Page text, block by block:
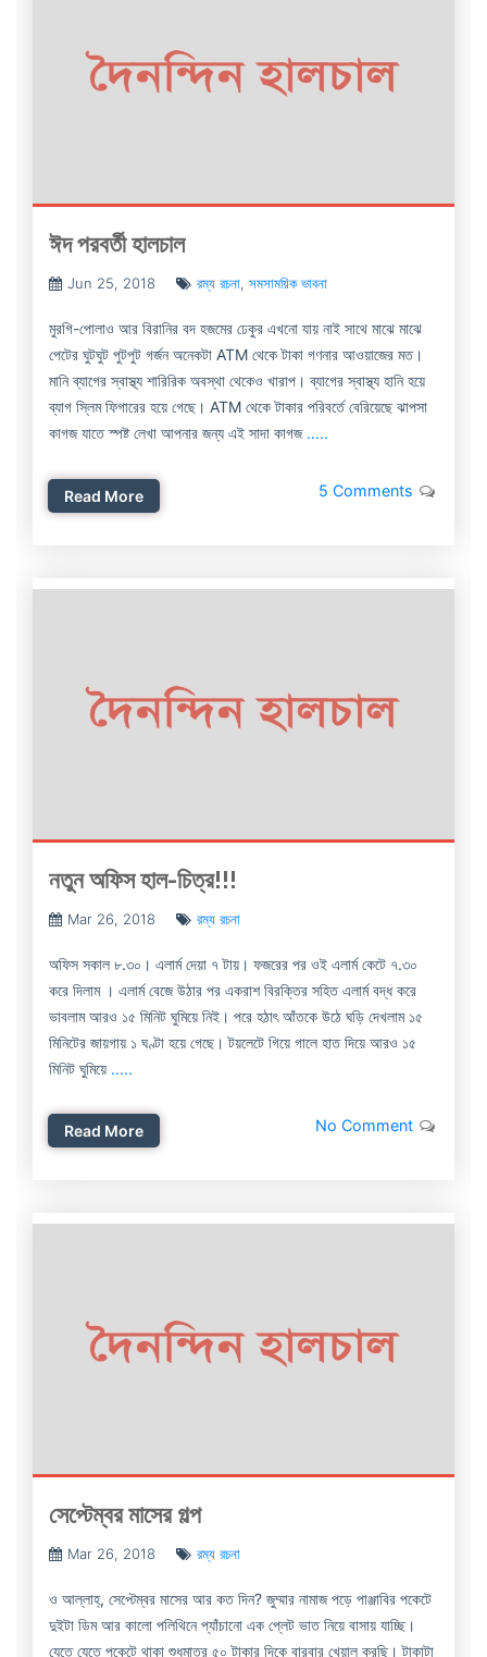
ঈদ পরবর্তী হালচাল
Jun 25, 2018 রম্য রচনা, সমসাময়িক ভাবনা
মুরগি-পোলাও আর বিরানির বদ হজমের ঢেকুর এখনো যায় নাই সাথে মাঝে মাঝে
পেটের ঘুটঘুট পুটপুট গর্জন অনেকটা ATM থেকে টাকা গণনার আওয়াজের মত।
মানি ব্যাগের স্বাস্থ্য শারিরিক অবস্থা থেকেও খারাপ। ব্যাগের স্বাস্থ্য হানি হয়ে
ব্যাগ স্লিম ফিগারের হয়ে গেছে। ATM থেকে টাকার পরিবর্তে বেরিয়েছে ঝাপসা
কাগজ যাতে স্পষ্ট লেখা আপনার জন্য এই সাদা কাগজ .....
Read More 5 Comments
নতুন অফিস হাল-চিত্র!!!
Mar 26, 2018 রম্য রচনা
অফিস সকাল ৮.৩০। এলার্ম দেয়া ৭ টায়। ফজরের পর ওই এলার্ম কেটে ৭.৩০
করে দিলাম । এলার্ম বেজে উঠার পর একরাশ বিরক্তির সহিত এলার্ম বদ্ধ করে
ভাবলাম আরও ১৫ মিনিট ঘুমিয়ে নিই। পরে হঠাৎ আঁতকে উঠে ঘড়ি দেখলাম ১৫
মিনিটের জায়গায় ১ ঘণ্টা হয়ে গেছে। টয়লেটে গিয়ে গালে হাত দিয়ে আরও ১৫
মিনিট ঘুমিয়ে .....
Read More No Comment
সেপ্টেম্বর মাসের গল্প
Mar 26, 2018 রম্য রচনা
ও আল্লাহ্‌, সেপ্টেম্বর মাসের আর কত দিন? জুম্মার নামাজ পড়ে পাঞ্জাবির পকেটে
দুইটা ডিম আর কালো পলিথিনে প্যাঁচানো এক প্লেট ভাত নিয়ে বাসায় যাচ্ছি।
যেতে যেতে পকেটে থাকা শুধুমাত্র ৫০ টাকার দিকে বারবার খেয়াল করছি। টাকাটা